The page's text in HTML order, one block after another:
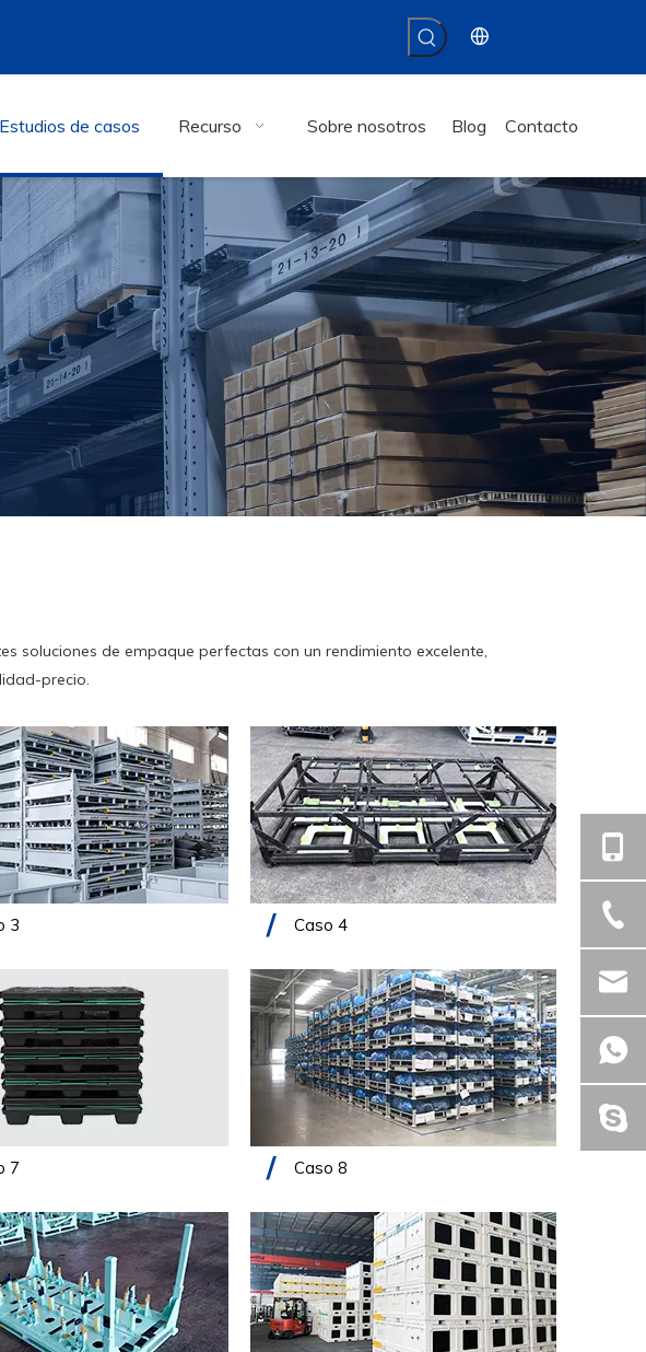
Estudios de casos Recurso Sobre nosotros Blog Contacto
soluciones de empaque perfectas con un rendimiento excelente,
precio.
3 Caso 4
7 Caso 8